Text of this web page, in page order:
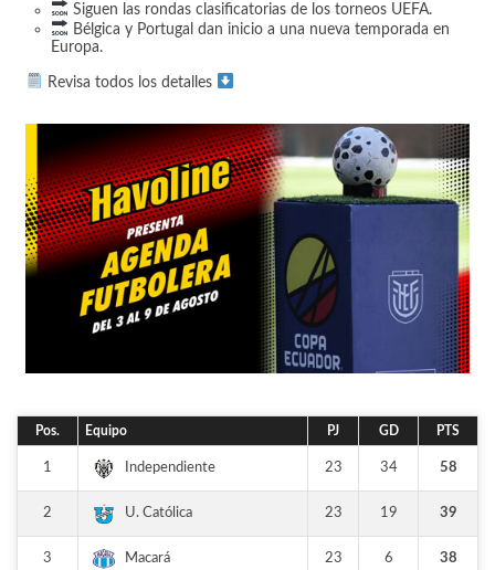
Siguen las rondas clasificatorias de los torneos UEFA.
Bélgica y Portugal dan inicio a una nueva temporada en
Europa.
Revisa todos los detalles
Pos. Equipo PJ GD PTS
1 Independiente 23 34 58
2 U. Católica 23 19 39
3 Macará 23 6 38